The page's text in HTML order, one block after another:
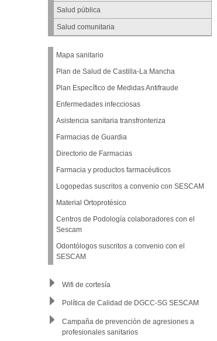
Salud pública
Salud comunitaria
Mapa sanitario
Plan de Salud de Castilla-La Mancha
Plan Específico de Medidas Antifraude
Enfermedades infecciosas
Asistencia sanitaria transfronteriza
Farmacias de Guardia
Directorio de Farmacias
Farmacia y productos farmacéuticos
Logopedas suscritos a convenio con SESCAM
Material Ortoprotésico
Centros de Podología colaboradores con el
Sescam
Odontólogos suscritos a convenio con el
SESCAM
Wifi de cortesía
Política de Calidad de DGCC-SG SESCAM
Campaña de prevención de agresiones a
profesionales sanitarios